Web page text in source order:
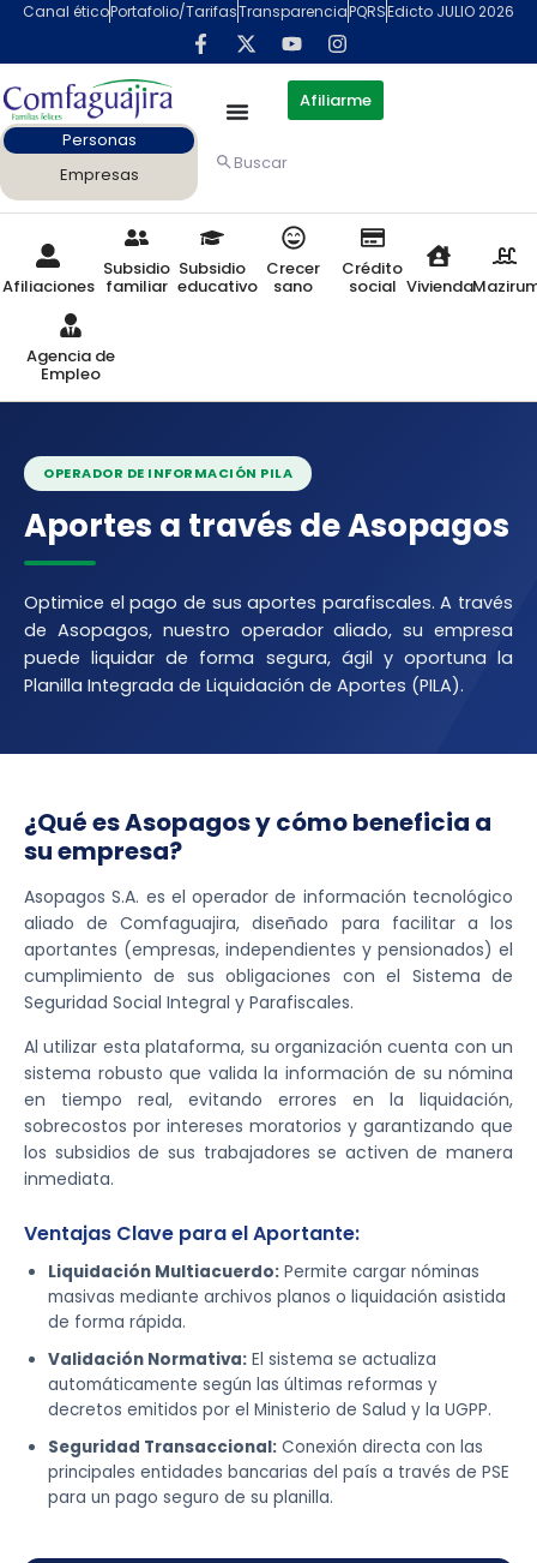
contenido
Canal éticoPortafolio/TarifasTransparenciaPQRSEdicto JULIO 2026
Afiliarme
Personas
Empresas
Buscar
Afiliaciones
Subsidio
familiar
Subsidio
educativo
Crecer
sano
Crédito
social Vivienda
Agencia de
Empleo
OPERADOR DE INFORMACIÓN PILA
Aportes a través de Asopagos
Optimice el pago de sus aportes parafiscales. A través
de Asopagos, nuestro operador aliado, su empresa
puede liquidar de forma segura, ágil y oportuna la
Planilla Integrada de Liquidación de Aportes (PILA).
¿Qué es Asopagos y cómo beneficia a
su empresa?
Asopagos S.A. es el operador de información tecnológico
aliado de Comfaguajira, diseñado para facilitar a los
aportantes (empresas, independientes y pensionados) el
cumplimiento de sus obligaciones con el Sistema de
Seguridad Social Integral y Parafiscales.
Al utilizar esta plataforma, su organización cuenta con un
sistema robusto que valida la información de su nómina
en tiempo real, evitando errores en la liquidación,
sobrecostos por intereses moratorios y garantizando que
los subsidios de sus trabajadores se activen de manera
inmediata.
Ventajas Clave para el Aportante:
Liquidación Multiacuerdo: Permite cargar nóminas
masivas mediante archivos planos o liquidación asistida
de forma rápida.
Validación Normativa: El sistema se actualiza
automáticamente según las últimas reformas y
decretos emitidos por el Ministerio de Salud y la UGPP.
Seguridad Transaccional: Conexión directa con las
principales entidades bancarias del país a través de PSE
para un pago seguro de su planilla.